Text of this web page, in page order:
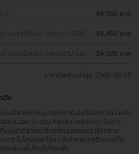
49,900 บาท
ำเลสิกไร้ใบมีด Femto LASIK 2
54,450 บาท
ำเลสิกไร้ใบมีด Femto LASIK 2
54,500 บาท
ราคาอัพเดตล่าสุด 2569-08-09
ดิม
นเลือกให้แก้ปัญหาสายตาเมื่อไม่ต้องการใส่แว่นหรือ
สิก (Laser In-situ Kerato-mileusis) เป็นการ
ม่นยำที่สุดโดยใช้เอกไซเมอร์เลเซอร์ (Excimer
กตาไมโครเคอราโตม ปรับค่าสายตาหรือความโค้ง
ดกลับลงไปโดยไม่ต้องเย็บ